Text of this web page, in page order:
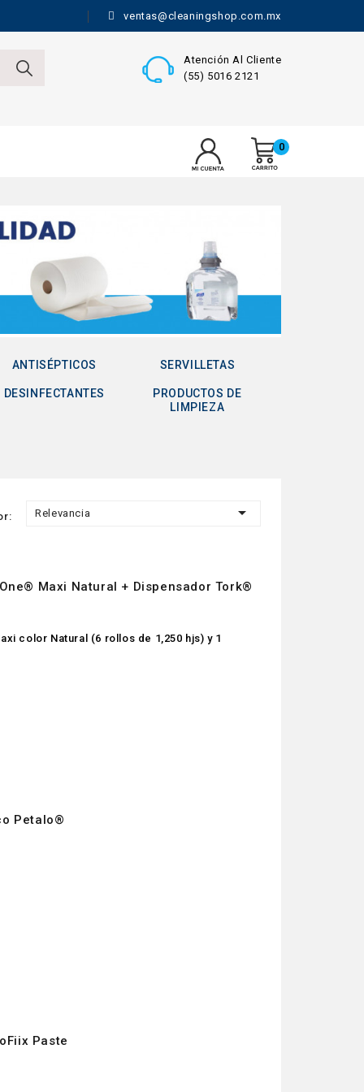
ventas@cleaningshop.com.mx
Atención Al Cliente
(55) 5016 2121
0
ANTISÉPTICOS SERVILLETAS
DESINFECTANTES
PRODUCTOS DE
LIMPIEZA
Relevancia 
Maxi Natural + Dispensador Tork®
color Natural (6 rollos de 1,250 hjs) y 1
Petalo®
Paste